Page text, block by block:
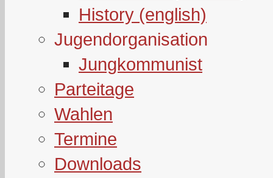
History (english)
Jugendorganisation
Jungkommunist
Parteitage
Wahlen
Termine
Downloads